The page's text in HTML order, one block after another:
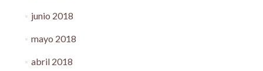
junio 2018
mayo 2018
abril 2018